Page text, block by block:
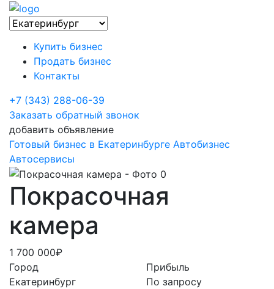
Купить бизнес
Продать бизнес
Контакты
+7 (343) 288-06-39
Заказать обратный звонок
добавить объявление
Готовый бизнес в Екатеринбурге Автобизнес
Автосервисы
Покрасочная
камера
1 700 000₽
Город
Екатеринбург
Прибыль
По запросу